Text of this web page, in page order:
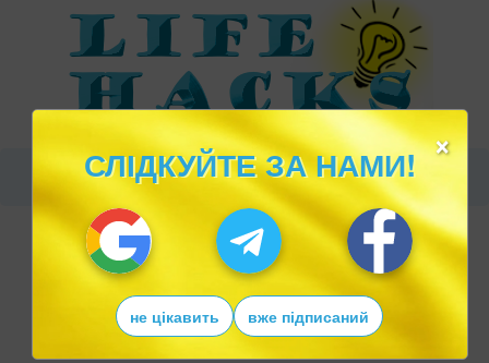
×
СЛІДКУЙТЕ ЗА НАМИ!
не цікавить вже підписаний